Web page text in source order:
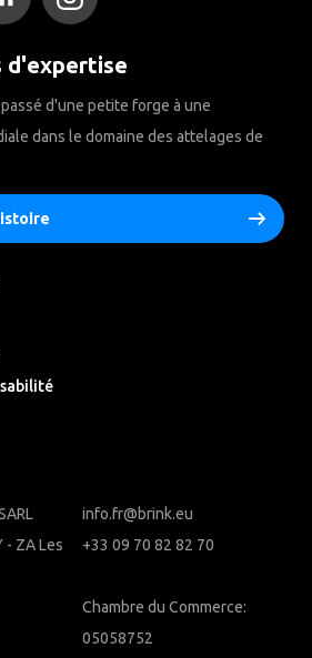
d'expertise
d'une petite forge à une
dans le domaine des attelages de
- ZA Les
info.fr@brink.eu
+33 09 70 82 82 70
Chambre du Commerce:
05058752